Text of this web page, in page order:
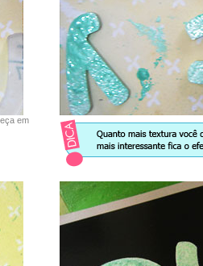
em